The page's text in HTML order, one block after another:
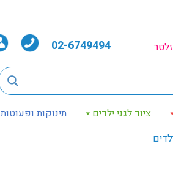
02-6749494
ציוד לגני ילדים תינוקות ופעוטות